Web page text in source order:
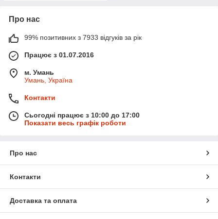
Про нас
99% позитивних з 7933 відгуків за рік
Працює з 01.07.2016
м. Умань
Умань, Україна
Контакти
Сьогодні працює з 10:00 до 17:00
Показати весь графік роботи
Про нас
Контакти
Доставка та оплата